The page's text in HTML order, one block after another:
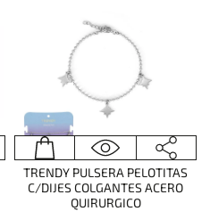
TRENDY PULSERA PELOTITAS
C/DIJES COLGANTES ACERO
QUIRURGICO